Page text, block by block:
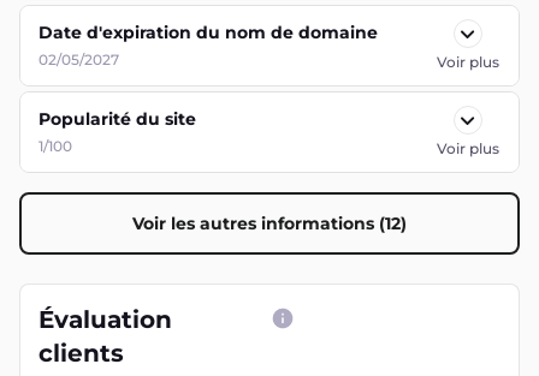
Date d'expiration du nom de domaine
02/05/2027 Voir plus
Popularité du site
1/100 Voir plus
Voir les autres informations (12)
Évaluation
clients